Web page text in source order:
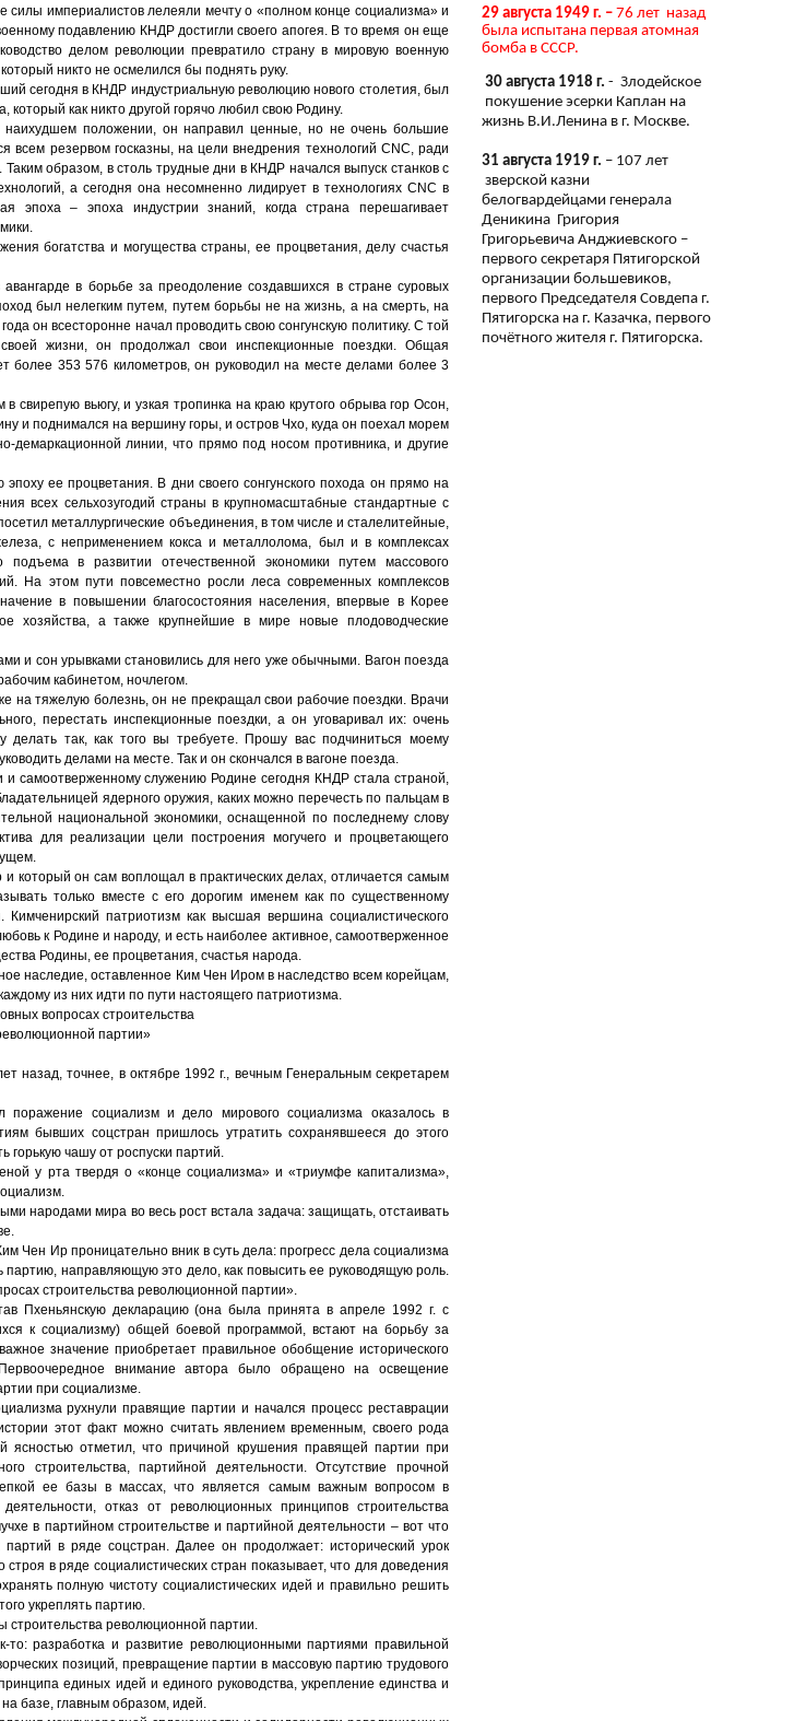
силы империалистов лелеяли мечту о «полном конце социализма» и
подавлению КНДР достигли своего апогея. В то время он еще
делом революции превратило страну в мировую военную
никто не осмелился бы поднять руку.
сегодня в КНДР индустриальную революцию нового столетия, был
как никто другой горячо любил свою Родину.
наихудшем положении, он направил ценные, но не очень большие
всем резервом госказны, на цели внедрения технологий СNC, ради
образом, в столь трудные дни в КНДР начался выпуск станков с
а сегодня она несомненно лидирует в технологиях СNC в
эпоха – эпоха индустрии знаний, когда страна перешагивает
богатства и могущества страны, ее процветания, делу счастья
в борьбе за преодоление создавшихся в стране суровых
был нелегким путем, путем борьбы не на жизнь, а на смерть, на
он всесторонне начал проводить свою сонгунскую политику. С той
жизни, он продолжал свои инспекционные поездки. Общая
более 353 576 километров, он руководил на месте делами более 3
свирепую вьюгу, и узкая тропинка на краю крутого обрыва гор Осон,
и поднимался на вершину горы, и остров Чхо, куда он поехал морем
линии, что прямо под носом противника, и другие
ее процветания. В дни своего сонгунского похода он прямо на
всех сельхозугодий страны в крупномасштабные стандартные с
металлургические объединения, в том числе и сталелитейные,
с неприменением кокса и металлолома, был и в комплексах
в развитии отечественной экономики путем массового
На этом пути повсеместно росли леса современных комплексов
в повышении благосостояния населения, впервые в Корее
хозяйства, а также крупнейшие в мире новые плодоводческие
и сон урывками становились для него уже обычными. Вагон поезда
кабинетом, ночлегом.
на тяжелую болезнь, он не прекращал свои рабочие поездки. Врачи
перестать инспекционные поездки, а он уговаривал их: очень
так, как того вы требуете. Прошу вас подчиниться моему
делами на месте. Так и он скончался в вагоне поезда.
и самоотверженному служению Родине сегодня КНДР стала страной,
ядерного оружия, каких можно перечесть по пальцам в
национальной экономики, оснащенной по последнему слову
для реализации цели построения могучего и процветающего
который он сам воплощал в практических делах, отличается самым
только вместе с его дорогим именем как по существенному
патриотизм как высшая вершина социалистического
к Родине и народу, и есть наиболее активное, самоотверженное
Родины, ее процветания, счастья народа.
наследие, оставленное Ким Чен Иром в наследство всем корейцам,
из них идти по пути настоящего патриотизма.
вопросах строительства
партии»
назад, точнее, в октябре 1992 г., вечным Генеральным секретарем
социализм и дело мирового социализма оказалось в
бывших соцстран пришлось утратить сохранявшееся до этого
горькую чашу от роспуски партий.
у рта твердя о «конце социализма» и «триумфе капитализма»,
народами мира во весь рост встала задача: защищать, отстаивать
Чен Ир проницательно вник в суть дела: прогресс дела социализма
партию, направляющую это дело, как повысить ее руководящую роль.
строительства революционной партии».
Пхеньянскую декларацию (она была принята в апреле 1992 г. с
к социализму) общей боевой программой, встают на борьбу за
значение приобретает правильное обобщение исторического
внимание автора было обращено на освещение
при социализме.
рухнули правящие партии и начался процесс реставрации
этот факт можно считать явлением временным, своего рода
ясностью отметил, что причиной крушения правящей партии при
строительства, партийной деятельности. Отсутствие прочной
ее базы в массах, что является самым важным вопросом в
отказ от революционных принципов строительства
в партийном строительстве и партийной деятельности – вот что
в ряде соцстран. Далее он продолжает: исторический урок
в ряде социалистических стран показывает, что для доведения
полную чистоту социалистических идей и правильно решить
укреплять партию.
строительства революционной партии.
то: разработка и развитие революционными партиями правильной
позиций, превращение партии в массовую партию трудового
единых идей и единого руководства, укрепление единства и
базе, главным образом, идей.
29 августа 1949 г. – 76 лет назад
была испытана первая атомная
бомба в СССР.
30 августа 1918 г. - Злодейское
покушение эсерки Каплан на
жизнь В.И.Ленина в г. Москве.
31 августа 1919 г. – 107 лет
зверской казни
белогвардейцами генерала
Деникина Григория
Григорьевича Анджиевского –
первого секретаря Пятигорской
организации большевиков,
первого Председателя Совдепа г.
Пятигорска на г. Казачка, первого
почётного жителя г. Пятигорска.